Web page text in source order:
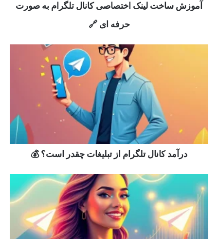
آموزش ساخت لینک اختصاصی کانال تلگرام به صورت
حرفه ای 🔗
درآمد کانال تلگرام از تبلیغات چقدر است؟ 💰